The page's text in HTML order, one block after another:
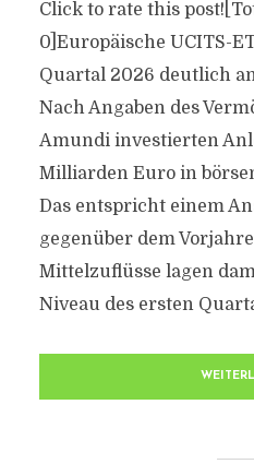
Click to rate this
0]Europäische UCITS-
Quartal 2026 deutlich
Nach Angaben des
Amundi investierten
Milliarden Euro in
Das entspricht einem
gegenüber dem
Mittelzuflüsse lagen
Niveau des ersten